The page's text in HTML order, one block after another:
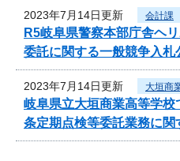
2023年7月14日更新 会計課
R5岐阜県警察本部庁舎ヘ
委託に関する一般競争入札
2023年7月14日更新 大垣商
岐阜県立大垣商業高等学
条定期点検等委託業務に